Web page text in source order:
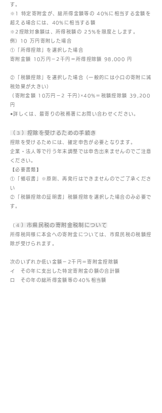
す。
※1 特定寄附金が、総所得金額等の 40%に相当する金額を
超える場合には、40%に相当する額
※2控除対象額は、所得税額の 25%を限度とします。
例) 10 万円寄附した場合
①「所得控除」を選択した場合
寄附金額 10万円－2千円＝所得控除額 98,000 円
②「税額控除」を選択した場合（一般的には小口の寄附に減
税効果が大きい）
(寄附金額 10万円－2 千円)×40%＝税額控除額 39,200
円
●詳しくは、最寄りの税務署にお問い合わせください。
（３）控除を受けるための手続き
控除を受けるためには、確定申告が必要となります。
企業・法人等で行う年末調整では申告出来ませんのでご注意
ください。
【必要書類】
①「領収書」※原則、再発行はできませんのでご了承くださ
い
②「税額控除の証明書」税額控除を選択した場合のみ必要で
す。
（ ４）市県民税の寄附金税制について
所得税同様に本会への寄附金については、市県民税の税額控
除が受けられます。
次のいずれか低い金額－2千円＝寄附金控除額
イ その年に支出した特定寄附金の額の合計額
ロ その年の総所得金額等の40％相当額